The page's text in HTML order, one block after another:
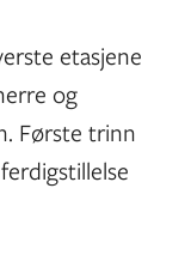
etasjene
og
Første trinn